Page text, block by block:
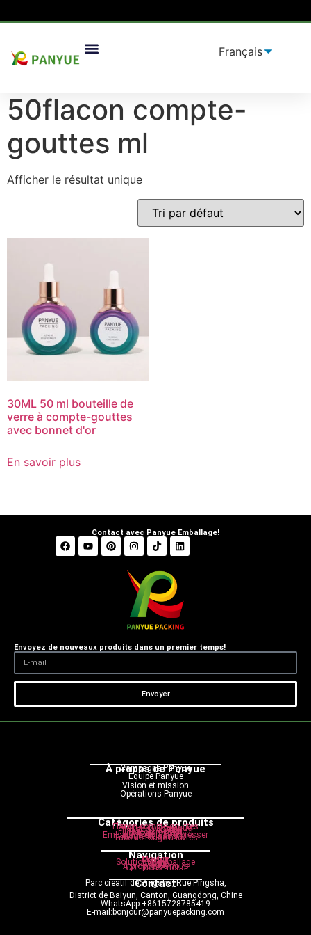
Maison/produit/ Produits identifiés "50flacon compte-
50flacon compte-
gouttes ml
Afficher le résultat unique
30ML 50 ml bouteille de
verre à compte-gouttes
avec bonnet d'or
En savoir plus
Contact avec Panyue Emballage!
Envoyez de nouveaux produits dans un premier temps!
Envoyer
À propos de Panyue
Campagne Panyue
Équipe Panyue
Vision et mission
Opérations Panyue
Catégories de produits
Flacon compte-gouttes
Flacon cosmétique
Flacon pompe
Flacon pulvérisateur
Flacon roulant
Pot de crème
Emballage en tube à presser
Bouteille sans air
Tube de rouge à lèvres
Navigation
Maison
Produit
Solution d'emballage
Service
Blogue
À propos de nous
Contactez-nous
Contact
Parc créatif de Pingsha, Rue Pingsha,
District de Baiyun, Canton, Guangdong, Chine
WhatsApp:+8615728785419
E-mail:bonjour@panyuepacking.com